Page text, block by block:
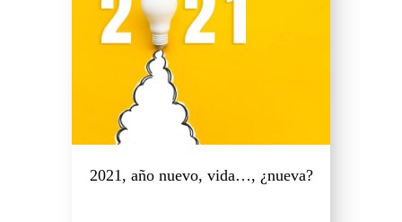
2021, año nuevo, vida…, ¿nueva?